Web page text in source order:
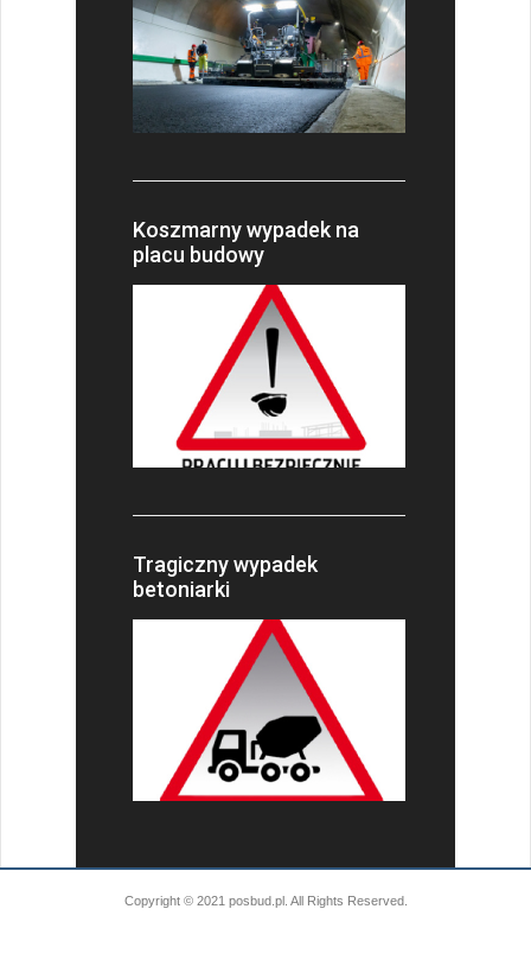
Koszmarny wypadek na
placu budowy
Tragiczny wypadek
betoniarki
Copyright © 2021 posbud.pl. All Rights Reserved.